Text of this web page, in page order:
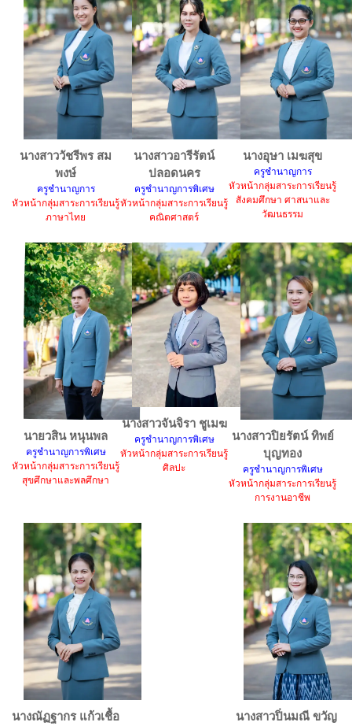
นางสาววัชรีพร สม
พงษ์
ครูชำนาญการ
หัวหน้ากลุ่มสาระการเรียนรู้
ภาษาไทย
นางสาวอารีรัตน์
ปลอดนคร
ครูชำนาญการพิเศษ
หัวหน้ากลุ่มสาระการเรียนรู้
คณิตศาสตร์
นางอุษา เมฆสุข
ครูชำนาญการ
หัวหน้ากลุ่มสาระการเรียนรู้
สังคมศึกษา ศาสนาและ
วัฒนธรรม
นายวสิน หนุนพล
ครูชำนาญการพิเศษ
หัวหน้ากลุ่มสาระการเรียนรู้
สุขศึกษาและพลศึกษา
นางสาวจันจิรา ชูเมฆ
ครูชำนาญการพิเศษ
หัวหน้ากลุ่มสาระการเรียนรู้
ศิลปะ
นางสาวปิยรัตน์ ทิพย์
บุญทอง
ครูชำนาญการพิเศษ
หัวหน้ากลุ่มสาระการเรียนรู้
การงานอาชีพ
นางณัฏฐากร แก้วเชื้อ
นางสาวปิ่นมณี ขวัญ